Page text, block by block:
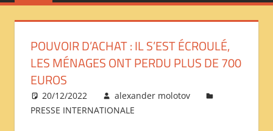
Géopolitique
Immigration
Société
Emploi
Economie
Géostratégie-
POUVOIR D’ACHAT : IL S’EST ÉCROULÉ,
LES MÉNAGES ONT PERDU PLUS DE 700
EUROS
20/12/2022
alexander molotov
PRESSE INTERNATIONALE